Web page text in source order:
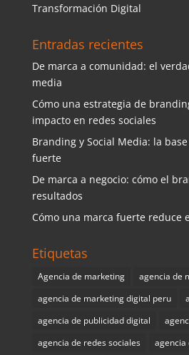
Transformación Digital
Entradas recientes
De marca a comunidad: el
media
Cómo una estrategia de
impacto en redes sociales
Branding y Social Media: la
fuerte
De marca a negocio: cómo el
resultados
Cómo una marca fuerte reduce
Etiquetas
Agencia de marketing
agencia de
agencia de marketing digital peru
agencia de publicidad digital
agencia de redes sociales
agencia